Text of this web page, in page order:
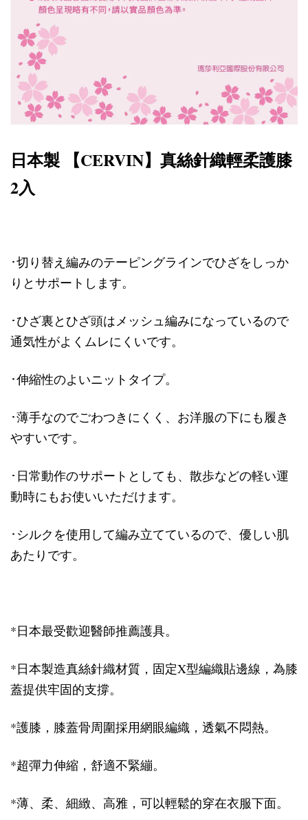
日本製 【CERVIN】 真絲針織輕柔護膝
2入
･切り替え編みのテーピングラインでひざをしっか
りとサポートします。
･ひざ裏とひざ頭はメッシュ編みになっているので
通気性がよくムレにくいです。
･伸縮性のよいニットタイプ。
･薄手なのでごわつきにくく、お洋服の下にも履き
やすいです。
･日常動作のサポートとしても、散歩などの軽い運
動時にもお使いいただけます。
･シルクを使用して編み立てているので、優しい肌
あたりです。
*日本最受歡迎醫師推薦護具。
*日本製造真絲針織材質，固定X型編織貼邊線，為膝
蓋提供牢固的支撐。
*護膝，膝蓋骨周圍採用網眼編織，透氣不悶熱。
*超彈力伸縮，舒適不緊繃。
*薄、柔、細緻、高雅，可以輕鬆的穿在衣服下面。